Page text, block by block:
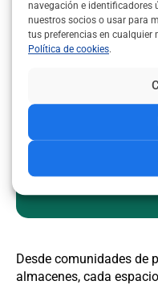
navegación e identificadores
nuestros socios o usar para
tus preferencias en cualquier
Política de cookies.
casa o
aquí el
Pide ahora un
encuentra una
plagas en
Pedir
Desde comunidades de
almacenes, cada